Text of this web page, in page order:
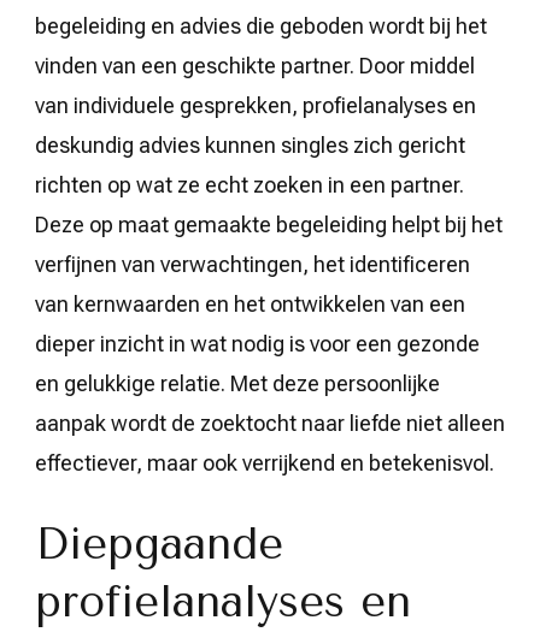
begeleiding en advies die geboden wordt bij het
vinden van een geschikte partner. Door middel
van individuele gesprekken, profielanalyses en
deskundig advies kunnen singles zich gericht
richten op wat ze echt zoeken in een partner.
Deze op maat gemaakte begeleiding helpt bij het
verfijnen van verwachtingen, het identificeren
van kernwaarden en het ontwikkelen van een
dieper inzicht in wat nodig is voor een gezonde
en gelukkige relatie. Met deze persoonlijke
aanpak wordt de zoektocht naar liefde niet alleen
effectiever, maar ook verrijkend en betekenisvol.
Diepgaande
profielanalyses en